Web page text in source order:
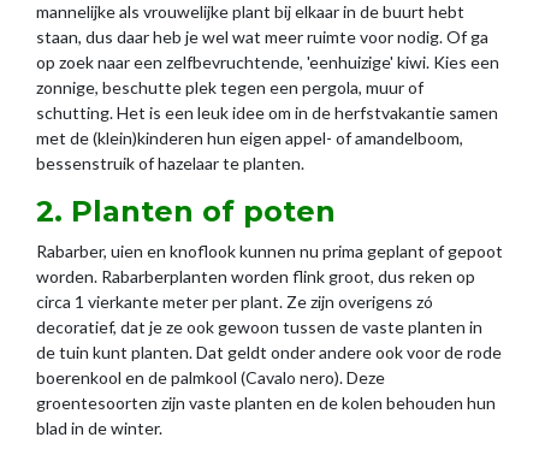
mannelijke als vrouwelijke plant bij elkaar in de buurt hebt
staan, dus daar heb je wel wat meer ruimte voor nodig. Of ga
op zoek naar een zelfbevruchtende, 'eenhuizige' kiwi. Kies een
zonnige, beschutte plek tegen een pergola, muur of
schutting. Het is een leuk idee om in de herfstvakantie samen
met de (klein)kinderen hun eigen appel- of amandelboom,
bessenstruik of hazelaar te planten.
2. Planten of poten
Rabarber, uien en knoflook kunnen nu prima geplant of gepoot
worden. Rabarberplanten worden flink groot, dus reken op
circa 1 vierkante meter per plant. Ze zijn overigens zó
decoratief, dat je ze ook gewoon tussen de vaste planten in
de tuin kunt planten. Dat geldt onder andere ook voor de rode
boerenkool en de palmkool (Cavalo nero). Deze
groentesoorten zijn vaste planten en de kolen behouden hun
blad in de winter.